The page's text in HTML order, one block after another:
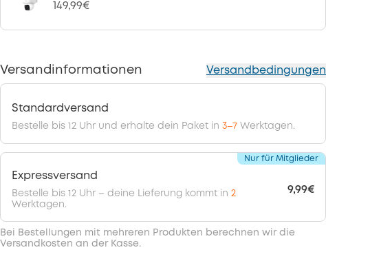
149,99€
Versandinformationen Versandbedingungen
Standardversand
Bestelle bis 12 Uhr und erhalte dein Paket in 3–7Werktagen.
Expressversand
Bestelle bis 12 Uhr – deine Lieferung kommt in 2
Werktagen.
9,99€
Nur für Mitglieder
Bei Bestellungen mit mehreren Produkten berechnen wir die
Versandkosten an der Kasse.